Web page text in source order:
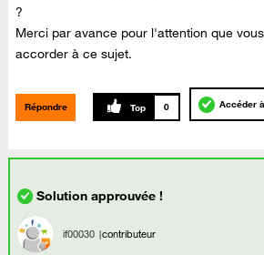
?
Merci par avance pour l'attention que
accorder à ce sujet.
Répondre 0 Accéder
if00030 contributeur